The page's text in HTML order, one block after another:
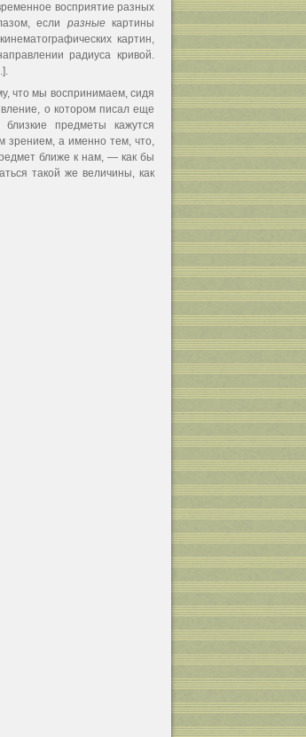
восприятие разных
если разныекартины
картин,
радиуса кривой.
что мы воспринимаем, сидя
о котором писал еще
предметы кажутся
зрением, а именно тем, что,
ближе к нам, — как бы
такой же величины, как